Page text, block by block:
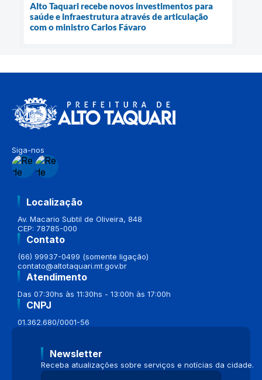
Alto Taquari recebe novos investimentos para
saúde e infraestrutura através de articulação
com o ministro Carlos Fávaro
Siga-nos
Localização
Av. Macario Subtil de Oliveira, 848
CEP: 78785-000
Contato
(66) 99937-0499 (somente ligação)
contato@altotaquari.mt.gov.br
Atendimento
Das 07:30hs às 11:30hs - 13:00h às 17:00h
CNPJ
01.362.680/0001-56
Newsletter
Receba atualizações sobre serviços e notícias da cidade.